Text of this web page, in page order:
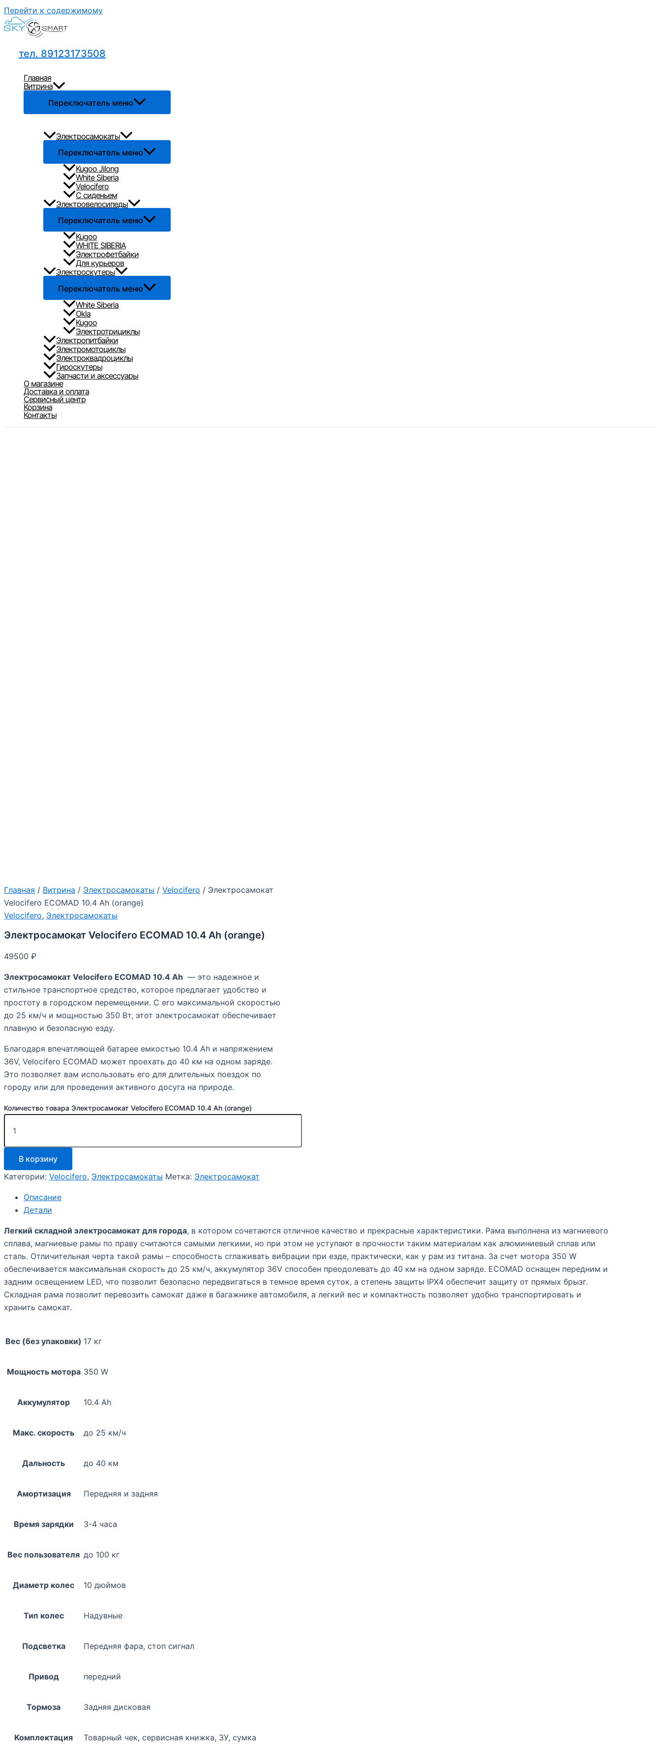
Перейти к содержимому
тел. 89123173508
Главная
Витрина
Переключатель меню
Электросамокаты
Переключатель меню
Kugoo Jilong
White Siberia
Velocifero
С сиденьем
Электровелосипеды
Переключатель меню
Kugoo
WHITE SIBERIA
Электрофетбайки
Для курьеров
Электроскутеры
Переключатель меню
White Siberia
Okla
Kugoo
Электротрициклы
Электропитбайки
Электромотоциклы
Электроквадроциклы
Гироскутеры
Запчасти и аксессуары
О магазине
Доставка и оплата
Сервисный центр
Корзина
Контакты
Главная / Витрина / Электросамокаты / Velocifero / Электросамокат
Velocifero ECOMAD 10.4 Ah (orange)
Velocifero, Электросамокаты
Электросамокат Velocifero ECOMAD 10.4 Ah (orange)
49500 ₽
Электросамокат Velocifero ECOMAD 10.4 Ah — это надежное и
стильное транспортное средство, которое предлагает удобство и
простоту в городском перемещении. С его максимальной скоростью
до 25 км/ч и мощностью 350 Вт, этот электросамокат обеспечивает
плавную и безопасную езду.
Благодаря впечатляющей батарее емкостью 10.4 Ah и напряжением
36V, Velocifero ECOMAD может проехать до 40 км на одном заряде.
Это позволяет вам использовать его для длительных поездок по
городу или для проведения активного досуга на природе.
Количество товара Электросамокат Velocifero ECOMAD 10.4 Ah (orange)
В корзину
Категории: Velocifero, Электросамокаты Метка: Электросамокат
Описание
Детали
Легкий складной электросамокат для города, в котором сочетаются отличное качество и прекрасные характеристики. Рама выполнена из магниевого
сплава, магниевые рамы по праву считаются самыми легкими, но при этом не уступают в прочности таким материалам как алюминиевый сплав или
сталь. Отличительная черта такой рамы – способность сглаживать вибрации при езде, практически, как у рам из титана. За счет мотора 350 W
обеспечивается максимальная скорость до 25 км/ч, аккумулятор 36V способен преодолевать до 40 км на одном заряде. ECOMAD оснащен передним и
задним освещением LED, что позволит безопасно передвигаться в темное время суток, а степень защиты IPX4 обеспечит защиту от прямых брызг.
Складная рама позволит перевозить самокат даже в багажнике автомобиля, а легкий вес и компактность позволяет удобно транспортировать и
хранить самокат.
Вес (без упаковки) 17 кг
Мощность мотора 350 W
Аккумулятор 10.4 Ah
Макс. скорость до 25 км/ч
Дальность до 40 км
Амортизация Передняя и задняя
Время зарядки 3-4 часа
Вес пользователя до 100 кг
Диаметр колес 10 дюймов
Тип колес Надувные
Подсветка Передняя фара, стоп сигнал
Привод передний
Тормоза Задняя дисковая
Комплектация Товарный чек, сервисная книжка, ЗУ, сумка